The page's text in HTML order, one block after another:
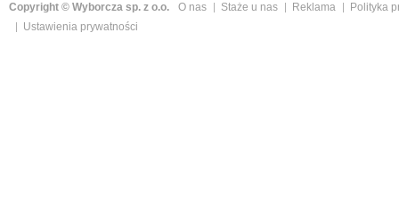
Copyright © Wyborcza sp. z o.o. O nas Staże u nas Reklama
Polityka
Ustawienia prywatności